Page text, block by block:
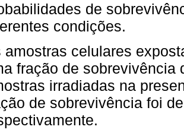
de
condições.
amostras celulares
fração de sobrevivência
irradiadas na
de sobrevivência foi